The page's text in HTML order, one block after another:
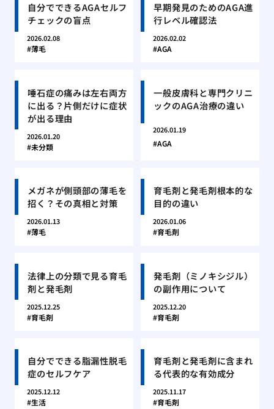
自分でできるAGAセルフ
チェックの盲点
2026.02.08
薄毛
早期発見のためのAGA進
行レベル確認法
2026.02.02
AGA
唾石症の痛みは左右両方
に出る？片側だけに症状
が出る理由
2026.01.20
未分類
一般皮膚科と専門クリニ
ックのAGA治療の違い
2026.01.19
AGA
メガネが側頭部の薄毛を
招く？その真相と対策
2026.01.13
薄毛
育毛剤と発毛剤根本的な
目的の違い
2026.01.06
育毛剤
法律上の分類で見る育毛
剤と発毛剤
2025.12.25
育毛剤
発毛剤（ミノキシジル）
の副作用について
2025.12.20
育毛剤
自分でできる脂漏性脱毛
症のセルフケア
2025.12.12
生活
育毛剤と発毛剤に含まれ
る代表的な有効成分
2025.11.17
育毛剤